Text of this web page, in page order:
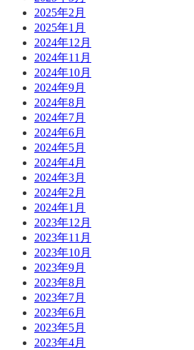
2025年2月
2025年1月
2024年12月
2024年11月
2024年10月
2024年9月
2024年8月
2024年7月
2024年6月
2024年5月
2024年4月
2024年3月
2024年2月
2024年1月
2023年12月
2023年11月
2023年10月
2023年9月
2023年8月
2023年7月
2023年6月
2023年5月
2023年4月